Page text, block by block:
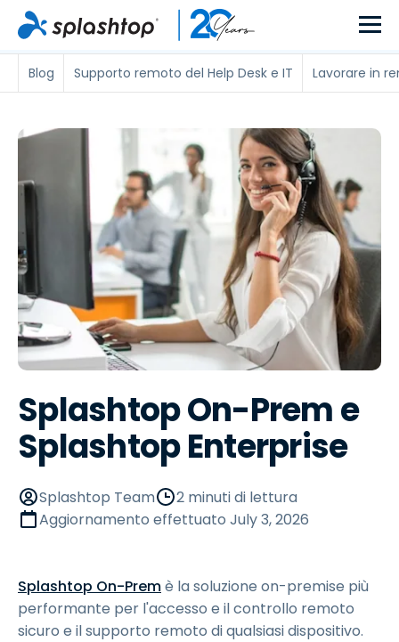
Blog Supporto remoto del Help Desk e IT Lavorare in
Splashtop On-Prem e
Splashtop Enterprise
Splashtop Team
2 minuti di lettura
Aggiornamento effettuato July 3, 2026
Splashtop On-Premè la soluzione on-premise più
performante per l'accesso e il controllo remoto
sicuro e il supporto remoto di qualsiasi dispositivo.